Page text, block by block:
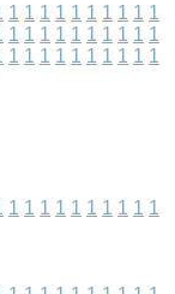
1 1 1 1 1 1 1 1 1 1
1 1 1 1 1 1 1 1 1 1
1 1 1 1 1 1 1 1 1 1
1 1 1 1 1 1 1 1 1 1